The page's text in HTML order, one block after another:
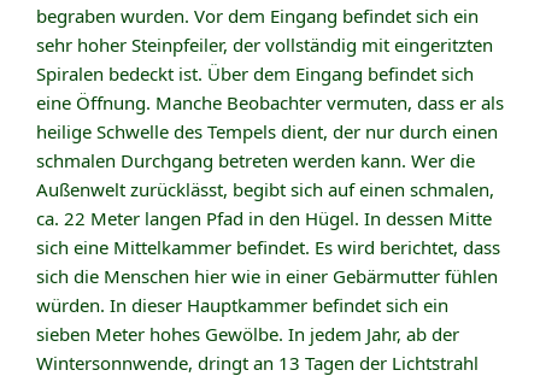
begraben wurden. Vor dem Eingang befindet sich ein
sehr hoher Steinpfeiler, der vollständig mit eingeritzten
Spiralen bedeckt ist. Über dem Eingang befindet sich
eine Öffnung. Manche Beobachter vermuten, dass er als
heilige Schwelle des Tempels dient, der nur durch einen
schmalen Durchgang betreten werden kann. Wer die
Außenwelt zurücklässt, begibt sich auf einen schmalen,
ca. 22 Meter langen Pfad in den Hügel. In dessen Mitte
sich eine Mittelkammer befindet. Es wird berichtet, dass
sich die Menschen hier wie in einer Gebärmutter fühlen
würden. In dieser Hauptkammer befindet sich ein
sieben Meter hohes Gewölbe. In jedem Jahr, ab der
Wintersonnwende, dringt an 13 Tagen der Lichtstrahl